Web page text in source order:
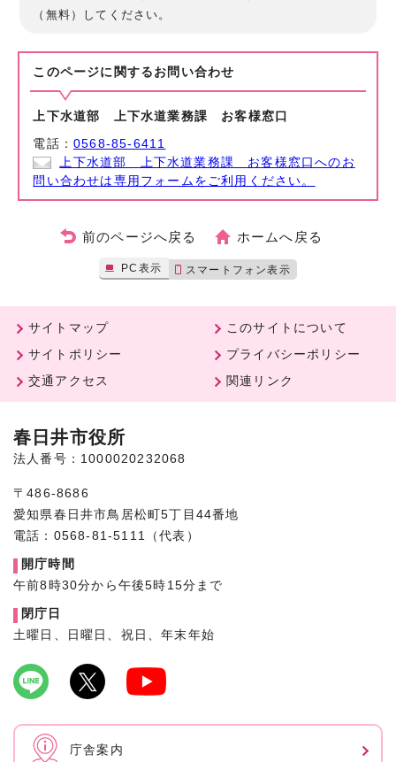
（無料）してください。
このページに関する お問い合わせ
上下水道部 上下水道業務課 お客様窓口
電話：0568-85-6411
上下水道部 上下水道業務課 お客様窓口へのお
問い合わせは専用フォームをご利用ください。
前のページへ戻る ホームへ戻る
PC表示 スマートフォン表示
サイトマップ
このサイトについて
サイトポリシー
プライバシーポリシー
交通アクセス
関連リンク
春日井市役所
法人番号：1000020232068
〒486-8686
愛知県春日井市鳥居松町5丁目44番地
電話：0568-81-5111（代表）
開庁時間
午前8時30分から午後5時15分まで
閉庁日
土曜日、日曜日、祝日、年末年始
庁舎案内